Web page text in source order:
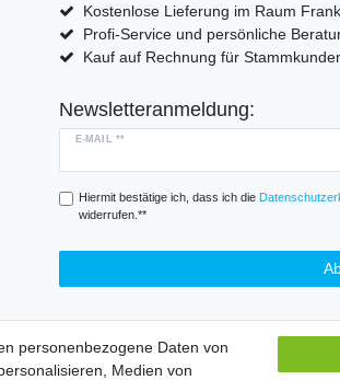
Kostenlose Lieferung im Raum
Profi-Service und persönliche
Kauf auf Rechnung für
Newsletteranmeldung:
E-MAIL **
Hiermit bestätige ich, dass ich die
widerrufen.**
personenbezogene Daten von
Medien von